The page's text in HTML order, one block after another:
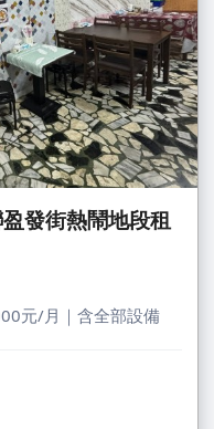
發街熱鬧地段租
元/月｜含全部設備